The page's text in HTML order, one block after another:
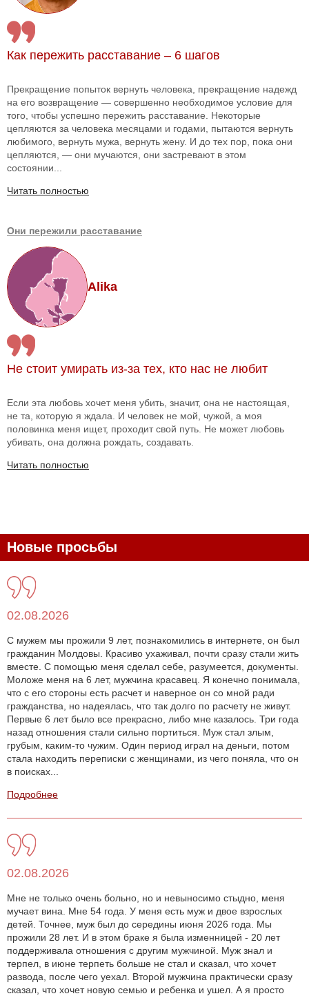
Как пережить расставание – 6 шагов
Прекращение попыток вернуть человека, прекращение надежд
на его возвращение — совершенно необходимое условие для
того, чтобы успешно пережить расставание. Некоторые
цепляются за человека месяцами и годами, пытаются вернуть
любимого, вернуть мужа, вернуть жену. И до тех пор, пока они
цепляются, — они мучаются, они застревают в этом
состоянии...
Читать полностью
Они пережили расставание
Alika
Не стоит умирать из-за тех, кто нас не любит
Если эта любовь хочет меня убить, значит, она не настоящая,
не та, которую я ждала. И человек не мой, чужой, а моя
половинка меня ищет, проходит свой путь. Не может любовь
убивать, она должна рождать, создавать.
Читать полностью
Новые просьбы
02.08.2026
С мужем мы прожили 9 лет, познакомились в интернете, он был
гражданин Молдовы. Красиво ухаживал, почти сразу стали жить
вместе. С помощью меня сделал себе, разумеется, документы.
Моложе меня на 6 лет, мужчина красавец. Я конечно понимала,
что с его стороны есть расчет и наверное он со мной ради
гражданства, но надеялась, что так долго по расчету не живут.
Первые 6 лет было все прекрасно, либо мне казалось. Три года
назад отношения стали сильно портиться. Муж стал злым,
грубым, каким-то чужим. Один период играл на деньги, потом
стала находить переписки с женщинами, из чего поняла, что он
в поисках...
Подробнее
02.08.2026
Мне не только очень больно, но и невыносимо стыдно, меня
мучает вина. Мне 54 года. У меня есть муж и двое взрослых
детей. Точнее, муж был до середины июня 2026 года. Мы
прожили 28 лет. И в этом браке я была изменницей - 20 лет
поддерживала отношения с другим мужчиной. Муж знал и
терпел, в июне терпеть больше не стал и сказал, что хочет
развода, после чего уехал. Второй мужчина практически сразу
сказал, что хочет новую семью и ребенка и ушел. А я просто